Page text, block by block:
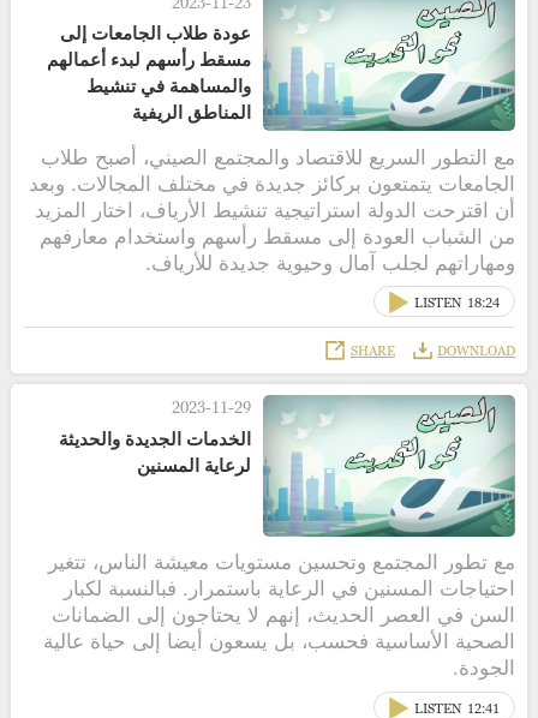
عودة طلاب الجامعات إلى
مسقط رأسهم لبدء أعمالهم
والمساهمة في تنشيط
المناطق الريفية
مع التطور السريع للاقتصاد والمجتمع الصيني، أصبح طلاب
الجامعات يتمتعون بركائز جديدة في مختلف المجالات. وبعد
أن اقترحت الدولة استراتيجية تنشيط الأرياف، اختار المزيد
من الشباب العودة إلى مسقط رأسهم واستخدام معارفهم
ومهاراتهم لجلب آمال وحيوية جديدة للأرياف.
LISTEN 18:24
DOWNLOAD
SHARE
2023-11-29
الخدمات الجديدة والحديثة
لرعاية المسنين
مع تطور المجتمع وتحسين مستويات معيشة الناس، تتغير
احتياجات المسنين في الرعاية باستمرار. فبالنسبة لكبار
السن في العصر الحديث، إنهم لا يحتاجون إلى الضمانات
الصحية الأساسية فحسب، بل يسعون أيضا إلى حياة عالية
الجودة.
LISTEN 12:41